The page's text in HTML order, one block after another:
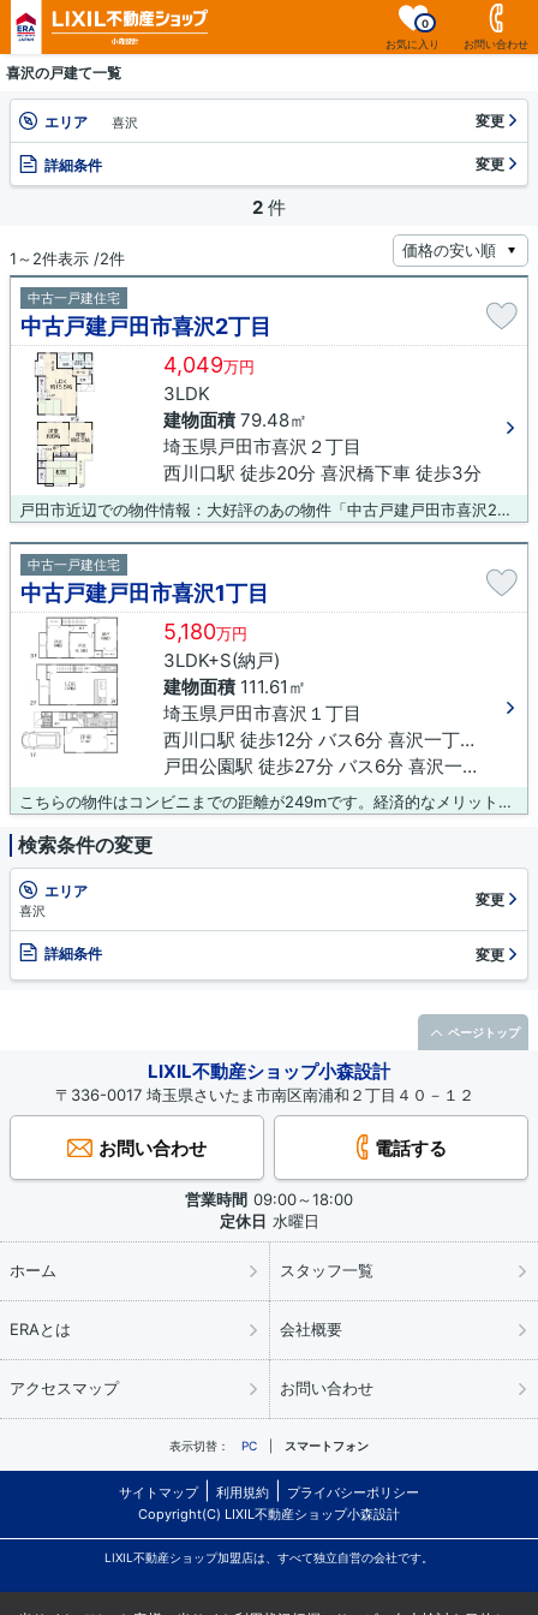
お気に入り
0
お問い合わせ
喜沢の戸建て一覧
エリア 喜沢 変更
詳細条件 変更
2 件
1～2件表示 /2件
中古一戸建住宅
中古戸建戸田市喜沢2丁目
4,049万円
3LDK
建物面積79.48㎡
埼玉県戸田市喜沢２丁目
西川口駅 徒歩20分 喜沢橋下車 徒歩3分
戸田市近辺での物件情報：大好評のあの物件「中古戸建戸田市喜沢2丁目」。こちらの物件はファミリーマート 戸田喜沢店まで107mにあります。中古の戸建て物件のご紹介です。京浜東北線西川口から歩いて行ける距離の不動産を求めるのであれば、LIXIL不動産ショップ小森設計で物件情報をお求めください。
中古一戸建住宅
中古戸建戸田市喜沢1丁目
5,180万円
3LDK+S(納戸)
建物面積111.61㎡
埼玉県戸田市喜沢１丁目
西川口駅 徒歩12分 バス6分 喜沢一丁目下車 徒歩3分
戸田公園駅 徒歩27分 バス6分 喜沢一丁目下車 徒歩3分
こちらの物件はコンビニまでの距離が249mです。経済的なメリットも大きい、中古の戸建て物件となっております。こちらは、令和2年12月築の物件です。駅から徒歩12分の物件はいかがですか。LIXIL不動産ショップ小森設計でなら、きっとご希望の条件にマッチした物件に出会えます。スタッフまで事前にご希望を伝えていただけるとよりスムーズです。
検索条件の変更
エリア
喜沢
変更
詳細条件 変更
LIXIL不動産ショップ小森設計
〒336-0017 埼玉県さいたま市南区南浦和２丁目４０－１２
お問い合わせ 電話する
営業時間 09:00～18:00
定休日 水曜日
ホーム スタッフ一覧
ERAとは 会社概要
アクセスマップ お問い合わせ
表示切替： PC スマートフォン
サイトマップ 利用規約
プライバシーポリシー
Copyright(C) LIXIL不動産ショップ小森設計
LIXIL不動産ショップ加盟店は、すべて独立自営の会社です。
ページトップ